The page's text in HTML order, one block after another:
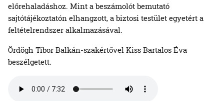
előrehaladáshoz. Mint a beszámolót bemutató
sajtótájékoztatón elhangzott, a biztosi testület egyetért a
feltételrendszer alkalmazásával.
Ördögh Tibor Balkán-szakértővel Kiss Bartalos Éva
beszélgetett.